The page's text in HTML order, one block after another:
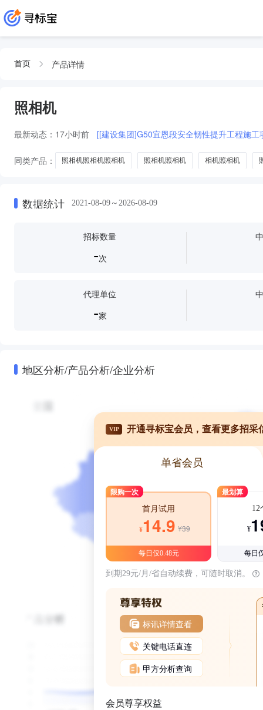
首页 产品详情
照相机
最新动态： 17小时前 [[建设集团]G50宜恩段安全韧性提升工程施
同类产品： 照相机照相机照相机 照相机照相机 相机照相机
数据统计 2021-08-09～2026-08-09
招标数量
-次
代理单位
-家
地区分析/产品分析/企业分析
VIP 开通寻标宝会员，查看更多招采
单省会员
限购一次
首月试用
¥14.9 ¥39
每日仅0.48元
最划算
12
¥
每日
到期29元/月/省自动续费，可随时取消。
标讯详情查看
关键电话直连
甲方分析查询
会员尊享权益